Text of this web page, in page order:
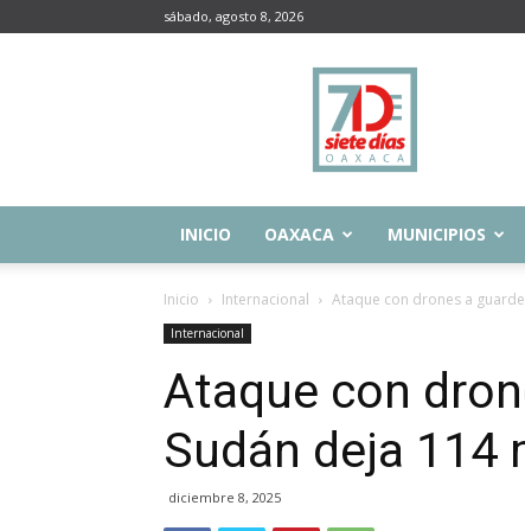
sábado, agosto 8, 2026
Siete
Días
Oaxaca
INICIO OAXACA MUNICIPIOS
Inicio Internacional Ataque con drones a
Internacional
Ataque con
Sudán deja 114
diciembre 8, 2025